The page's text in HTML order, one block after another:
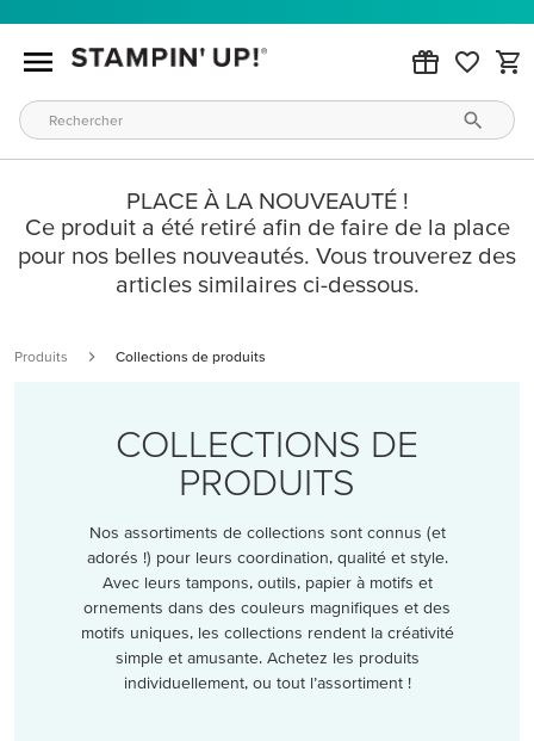
PLACE À LA NOUVEAUTÉ !
Ce produit a été retiré afin de faire de la place
pour nos belles nouveautés. Vous trouverez des
articles similaires ci-dessous.
Produits Collections de produits
COLLECTIONS DE
PRODUITS
Nos assortiments de collections sont connus (et
adorés !) pour leurs coordination, qualité et style.
Avec leurs tampons, outils, papier à motifs et
ornements dans des couleurs magnifiques et des
motifs uniques, les collections rendent la créativité
simple et amusante. Achetez les produits
individuellement, ou tout l’assortiment !